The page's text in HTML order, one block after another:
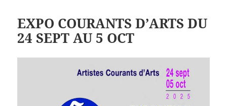
EXPO COURANTS D’ARTS DU
24 SEPT AU 5 OCT